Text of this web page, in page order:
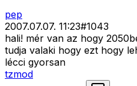
pep
2007.07.07. 11:23#1043
hali! mér van az hogy
tudja valaki hogy ezt hogy
lécci gyorsan
tzmod